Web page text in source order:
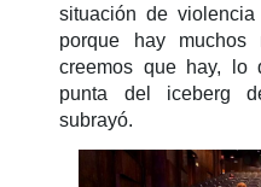
situación de
porque hay
creemos que hay, lo
punta del iceberg
subrayó.